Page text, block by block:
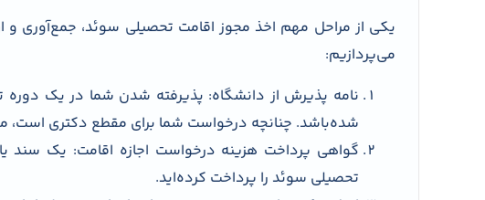
یکی از مراحل مهم اخذ مجوز اقامت تحصیلی سوئد، جمع‌آوری و
می‌پردازیم:
نامه پذیرش از دانشگاه: پذیرفته شدن شما در یک
شده‌باشد. چنانچه درخواست شما برای مقطع دکتری است،
گواهی پرداخت هزینه درخواست اجازه اقامت: یک
تحصیلی سوئد را پرداخت کرده‌اید.